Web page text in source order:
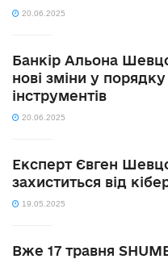
20.06.2025
Банкір Альона
нові зміни у
інструментів
20.06.2025
Експерт Євген
захиститься від
19.05.2025
Вже 17 травня